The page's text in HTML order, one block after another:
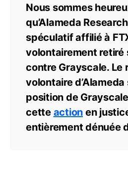
Nous sommes
qu’Alameda
spéculatif affilié à
volontairement retiré
contre Grayscale. Le
volontaire
position de
cette action en
entièrement dénuée